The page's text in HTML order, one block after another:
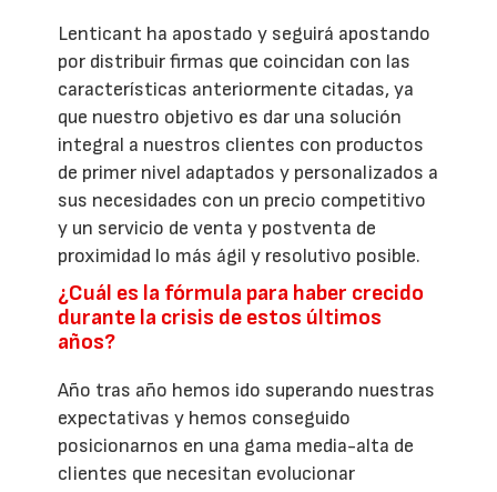
Lenticant ha apostado y seguirá apostando
por distribuir firmas que coincidan con las
características anteriormente citadas, ya
que nuestro objetivo es dar una solución
integral a nuestros clientes con productos
de primer nivel adaptados y personalizados a
sus necesidades con un precio competitivo
y un servicio de venta y postventa de
proximidad lo más ágil y resolutivo posible.
¿Cuál es la fórmula para haber crecido
durante la crisis de estos últimos
años?
Año tras año hemos ido superando nuestras
expectativas y hemos conseguido
posicionarnos en una gama media-alta de
clientes que necesitan evolucionar